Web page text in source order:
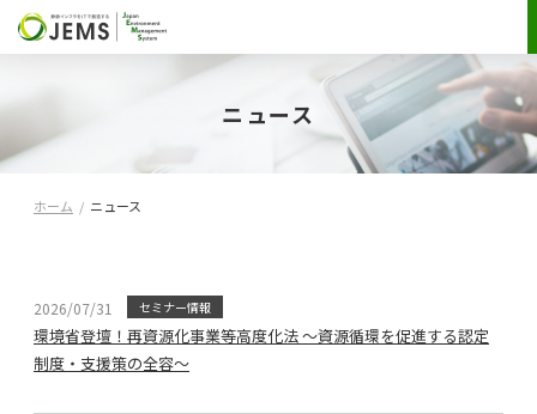
ニュース
ホーム / ニュース
2026/07/31 セミナー情報
環境省登壇！再資源化事業等高度化法 ～資源循環を促進する認定
制度・支援策の全容～